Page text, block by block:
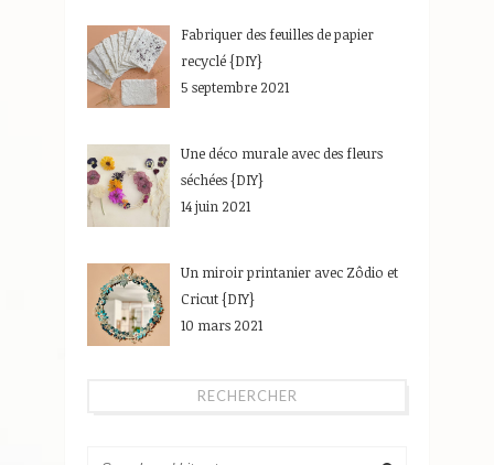
Fabriquer des feuilles de papier
recyclé {DIY}
5 septembre 2021
Une déco murale avec des fleurs
séchées {DIY}
14 juin 2021
Un miroir printanier avec Zôdio et
Cricut {DIY}
10 mars 2021
RECHERCHER